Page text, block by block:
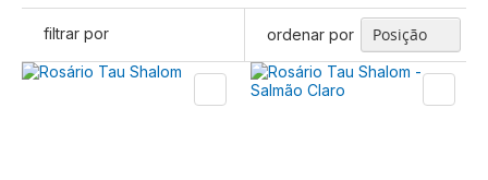
ordenar por
filtrar por